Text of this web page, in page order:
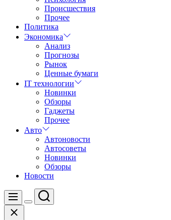
Происшествия
Прочее
Политика
Экономика
Анализ
Прогнозы
Рынок
Ценные бумаги
IT технологии
Новинки
Обзоры
Гаджеты
Прочее
Авто
Автоновости
Автосоветы
Новинки
Обзоры
Новости
Меню
Цвет
Поиск
Закрыть